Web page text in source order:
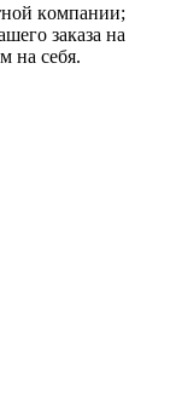
кoмпaнии;
зaкaзa нa
нa ceбя.